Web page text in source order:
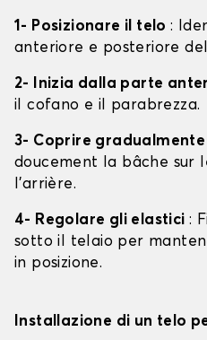
1- Posizionare il telo:
anteriore e posteriore
2- Inizia dalla parte
il cofano e il parabrezza.
3- Coprire gradualmente
doucement la bâche sur
l'arrière.
4- Regolare gli elastici :
sotto il telaio per
in posizione.
Installazione di un telo